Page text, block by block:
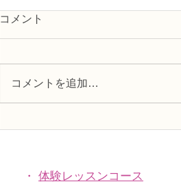
コメント
コメントを追加…
・ 体験レッスンコース